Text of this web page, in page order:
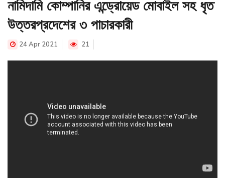
নামিদামি কোম্পানির এন্ড্রোয়েড মোবাইল সহ ধৃত
উত্তরপ্রদেশের ৩ পাচারকারী
24 Apr 2021 21